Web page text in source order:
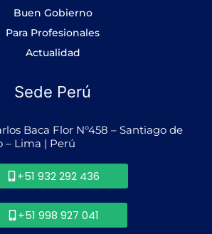
Buen Gobierno
Para Profesionales
Actualidad
Sede Perú
Baca Flor N°458 – Santiago de
– Lima | Perú
+51 932 292 436
+51 998 927 041